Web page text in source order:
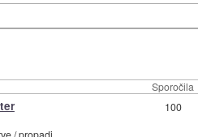
Sporočila
/ propadi
100